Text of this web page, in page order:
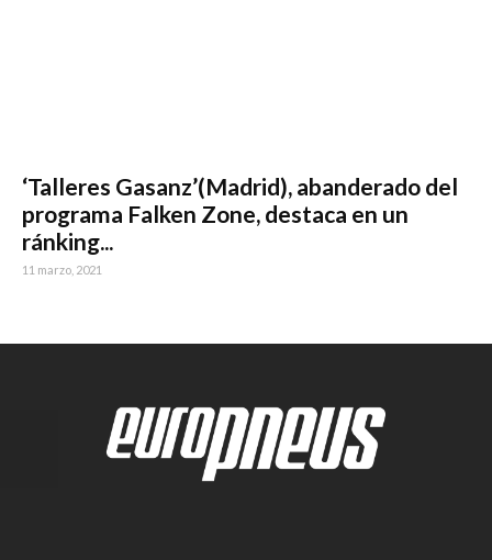
‘Talleres Gasanz’(Madrid), abanderado del
programa Falken Zone, destaca en un
ránking...
11 marzo, 2021